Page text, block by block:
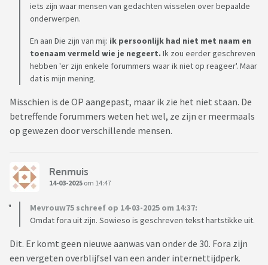
iets zijn waar mensen van gedachten wisselen over bepaalde
onderwerpen.
En aan Die zijn van mij: ik persoonlijk had niet met naam en
toenaam vermeld wie je negeert. Ik zou eerder geschreven
hebben 'er zijn enkele forummers waar ik niet op reageer'. Maar
dat is mijn mening.
Misschien is de OP aangepast, maar ik zie het niet staan. De
betreffende forummers weten het wel, ze zijn er meermaals
op gewezen door verschillende mensen.
Renmuis
14-03-2025 om 14:47
Mevrouw75 schreef op 14-03-2025 om 14:37:
Omdat fora uit zijn. Sowieso is geschreven tekst hartstikke uit.
Dit. Er komt geen nieuwe aanwas van onder de 30. Fora zijn
een vergeten overblijfsel van een ander internettijdperk.